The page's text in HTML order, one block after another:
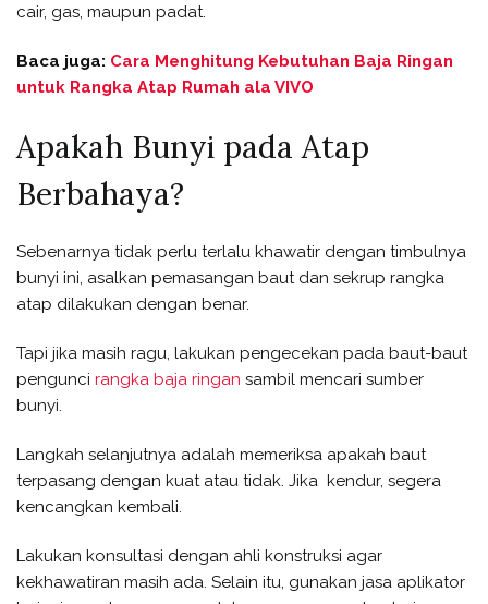
cair, gas, maupun padat.
Baca juga: Cara Menghitung Kebutuhan Baja Ringan
untuk Rangka Atap Rumah ala VIVO
Apakah Bunyi pada Atap
Berbahaya?
Sebenarnya tidak perlu terlalu khawatir dengan timbulnya
bunyi ini, asalkan pemasangan baut dan sekrup rangka
atap dilakukan dengan benar.
Tapi jika masih ragu, lakukan pengecekan pada baut-baut
pengunci rangka baja ringan sambil mencari sumber
bunyi.
Langkah selanjutnya adalah memeriksa apakah baut
terpasang dengan kuat atau tidak. Jika kendur, segera
kencangkan kembali.
Lakukan konsultasi dengan ahli konstruksi agar
kekhawatiran masih ada. Selain itu, gunakan jasa aplikator